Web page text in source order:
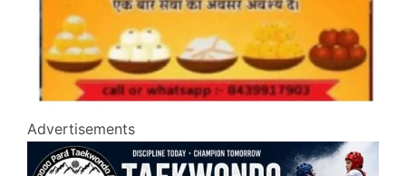
Advertisements